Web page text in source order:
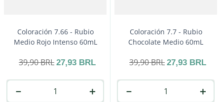
Coloración 7.66 - Rubio
Medio Rojo Intenso 60mL
39,90BRL 27,93 BRL
＋
－
Coloración 7.7 - Rubio
Chocolate Medio 60mL
39,90BRL 27,93 BRL
＋
－